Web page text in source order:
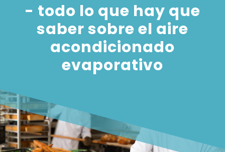
- todo lo que hay que
saber sobre el aire
acondicionado
evaporativo